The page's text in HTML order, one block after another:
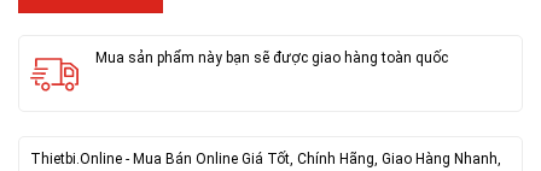
Mua sản phẩm này bạn sẽ được giao hàng toàn quốc
Thietbi.Online - Mua Bán Online Giá Tốt, Chính Hãng, Giao Hàng Nhanh,